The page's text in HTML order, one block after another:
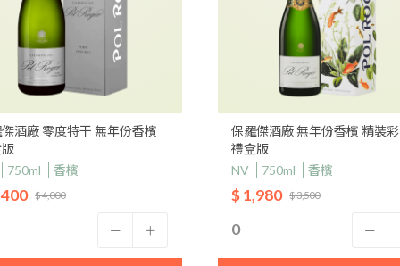
酒廠 零度特干 無年份香檳
750ml
香檳
$ 4,000
保羅傑酒廠 無年份香檳 精裝
禮盒版
NV
750ml 香檳
$ 1,980 $ 3,500